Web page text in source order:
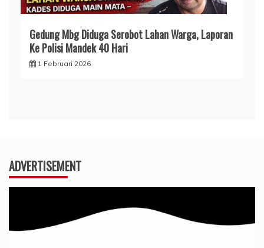
Gedung Mbg Diduga Serobot Lahan Warga, Laporan
Ke Polisi Mandek 40 Hari
1 Februari 2026
ADVERTISEMENT